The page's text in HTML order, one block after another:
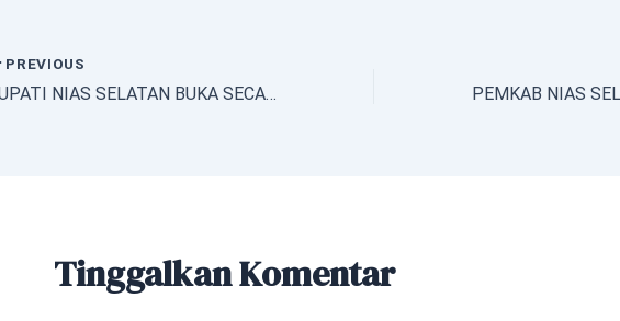
PREVIOUS
BUPATI NIAS SELATAN BUKA SECARA RESMI LAUNCHING APLIKASI SRIKANDI
Tinggalkan Komentar